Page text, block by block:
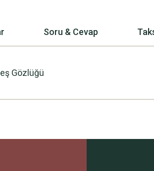
Soru & Cevap
Gözlüğü
Bu ürüne ilk
Ürün hakkında
Sitemize ilk